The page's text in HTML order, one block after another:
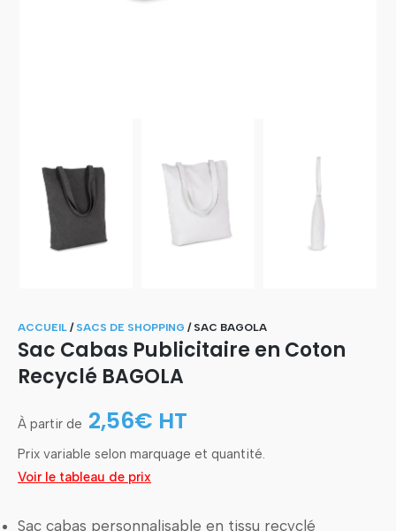
ACCUEIL / SACS DE SHOPPING / SAC BAGOLA
Sac Cabas Publicitaire en Coton
Recyclé BAGOLA
2,56€ HT
Prix variable selon marquage et quantité.
Voir le tableau de prix
Sac cabas personnalisable en tissu recyclé